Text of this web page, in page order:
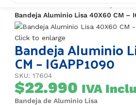
Inicio PANADERÍA
Bandejas
Bandeja Aluminio Lisa 40X60 CM –
Click to enlarge
Bandeja Aluminio
CM – IGAPP1090
SKU: 17604
$22.990 IVA
Bandeja de Aluminio Lisa